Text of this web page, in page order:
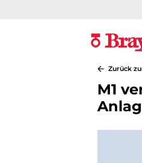
Zurück
M1